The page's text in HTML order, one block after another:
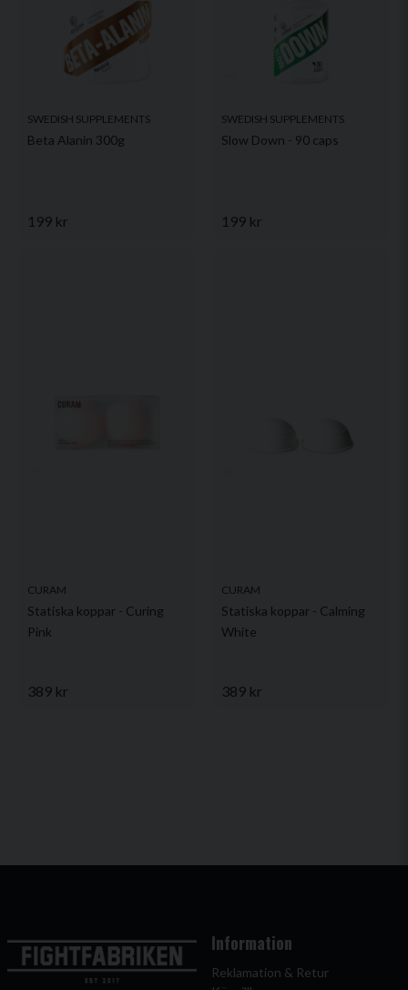
SWEDISH SUPPLEMENTS
Beta Alanin 300g
199 kr
SWEDISH SUPPLEMENTS
Slow Down - 90 caps
199 kr
CURAM
Statiska koppar - Curing
Pink
389 kr
CURAM
Statiska koppar - Calming
White
389 kr
Information
Reklamation & Retur